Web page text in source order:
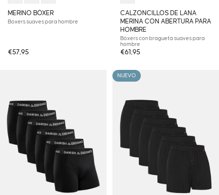
MERINO BÓXER
Bóxers suaves para hombre
€57,95
CALZONCILLOS DE LANA
MERINA CON ABERTURA PARA
HOMBRE
Bóxers con bragueta suaves para
hombre
€61,95
NUEVO